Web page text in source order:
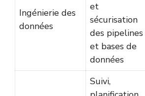
Ingénierie des
données
et
sécurisation
des pipelines
et bases de
données
Suivi,